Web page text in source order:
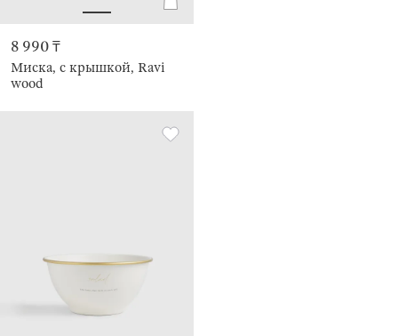
8 990 ₸
Миска, с крышкой, Ravi
wood